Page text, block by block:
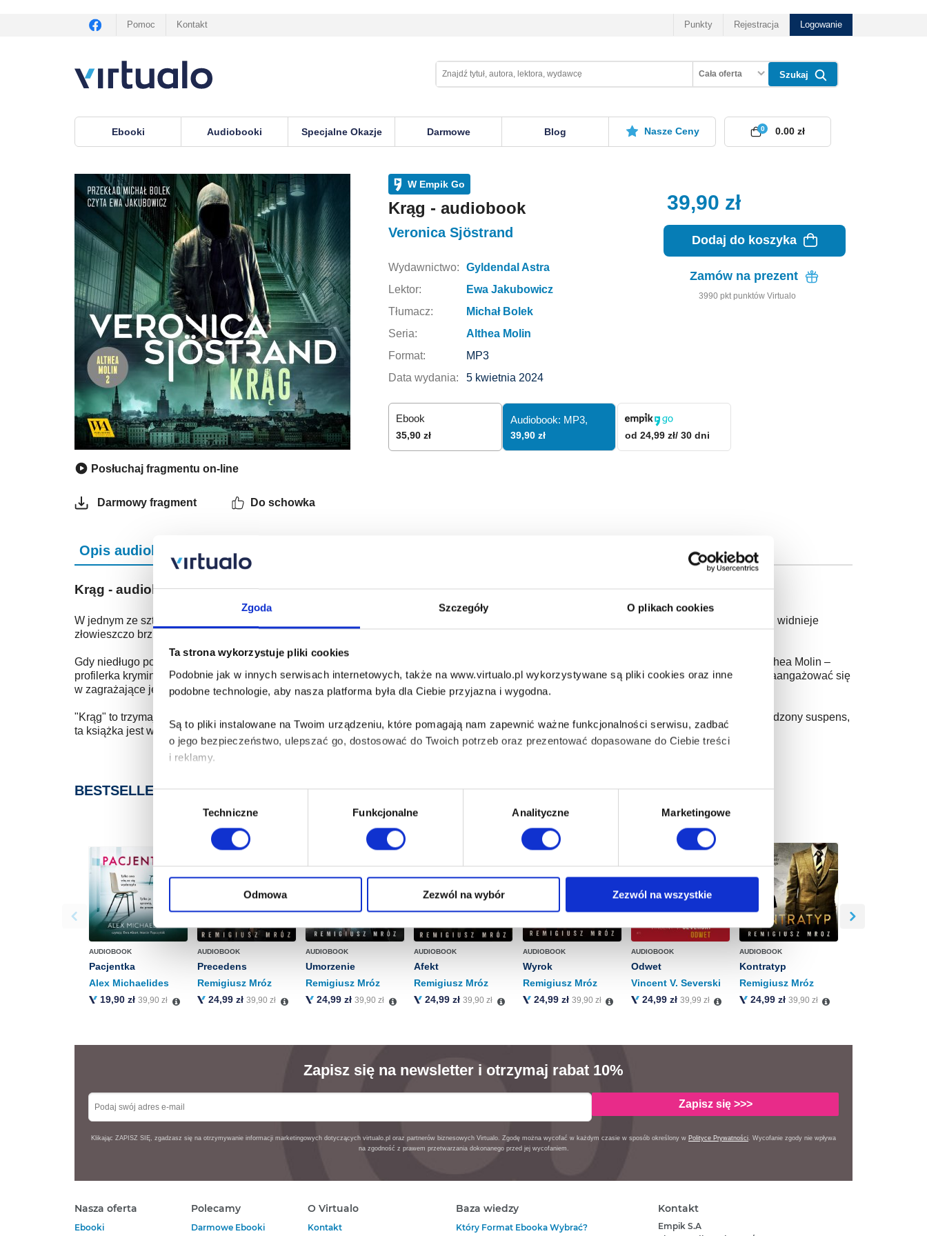
Zgoda Szczegóły O plikach cookies
Ta strona wykorzystuje pliki cookies
Podobnie jak w innych serwisach internetowych, także na www.virtualo.pl wykorzystywane są pliki cookies oraz inne
podobne technologie, aby nasza platforma była dla Ciebie przyjazna i wygodna.
Są to pliki instalowane na Twoim urządzeniu, które pomagają nam zapewnić ważne funkcjonalności serwisu, zadbać
o jego bezpieczeństwo, ulepszać go, dostosować do Twoich potrzeb oraz prezentować dopasowane do Ciebie treści
i reklamy.
Poza plikami, które są nam niezbędne do prawidłowego i bezpiecznego działania serwisu - są także takie, które wymagają
Twojej zgody.
Każda udzielona zgoda poprawi Twoje doświadczenia jeśli jesteś naszym Użytkownikiem.
o przysługujących Ci uprawnieniach, znajdziesz w naszejPolityce prywatności.
Wybór
Techniczne Funkcjonalne Analityczne Marketingowe
Odmowa Zezwól na wybór Zezwól na wszystkie
Pomoc Kontakt Punkty Rejestracja Logowanie
Cała oferta Szukaj
Ebooki Audiobooki Specjalne Okazje Darmowe Blog Nasze Ceny 0
0.00 zł
Posłuchaj fragmentu on-line
Darmowy fragment Do schowka
W Empik Go
Krąg - audiobook
Veronica Sjöstrand
Wydawnictwo:
Gyldendal Astra
Lektor:
Ewa Jakubowicz
Tłumacz:
Michał Bolek
Seria:
Althea Molin
Format:
MP3
Data wydania:
5 kwietnia 2024
Ebook
35,90 zł
Audiobook: MP3,
39,90 zł od 24,99 zł/ 30 dni
39,90 zł
Dodaj do koszyka
Zamów na prezent
3990pkt punktów Virtualo
Opis audiobooka Szczegóły
Krąg - audiobook
W jednym ze sztokholmskich banków zostaje brutalnie zamordowany pracownik działu IT. W ustach ofiary policja znajduje kartę tarota, na której widnieje
złowieszczo brzmiący napis „Diabeł”. Jakby tego było mało, z placówki skradziono dziesięć milionów koron szwedzkich.
Gdy niedługo potem dochodzi do podobnego zdarzenia, nikt nie ma wątpliwości, że po mieście grasuje seryjny zabójca. Sprawą zajmuje się Althea Molin –
profilerka kryminalna, od czasu zakończenia poprzedniego śledztwa starająca się nie zwracać na siebie uwagi. Teraz kobieta ponownie musi zaangażować się
w zagrażające jej życiu niebezpieczne dochodzenie.
"Krąg" to trzymający w napięciu thriller o ludzkiej skłonności do nadużywania władzy. Jeśli lubisz silne kobiece postacie i mistrzowsko poprowadzony suspens,
ta książka jest właśnie dla Ciebie!
BESTSELLERY
AUDIOBOOK
Pacjentka
Alex Michaelides
19,90 zł 39,90 zł
AUDIOBOOK
Precedens
Remigiusz Mróz
24,99 zł39,90 zł
AUDIOBOOK
Umorzenie
Remigiusz Mróz
24,99 zł39,90 zł
AUDIOBOOK
Afekt
Remigiusz Mróz
24,99 zł39,90 zł
AUDIOBOOK
Wyrok
Remigiusz Mróz
24,99 zł 39,90 zł
AUDIOBOOK
Odwet
Vincent V. Severski
24,99 zł 39,99 zł
AUDIOBOOK
Kontratyp
Remigiusz Mróz
24,99 zł 39,90 zł
Zapisz się na newsletter i otrzymaj rabat 10%
Zapisz się >>>
Klikając ZAPISZ SIĘ, zgadzasz się na otrzymywanie informacji marketingowych dotyczących virtualo.pl oraz partnerów biznesowych Virtualo. Zgodę można wycofać w każdym czasie w sposób określony w Polityce Prywatności. Wycofanie zgody nie wpływa
na zgodność z prawem przetwarzania dokonanego przed jej wycofaniem.
Nasza oferta
Ebooki
Polecamy
Darmowe Ebooki
O Virtualo
Kontakt
Baza wiedzy
Który Format Ebooka Wybrać?
Kontakt
Empik S.A